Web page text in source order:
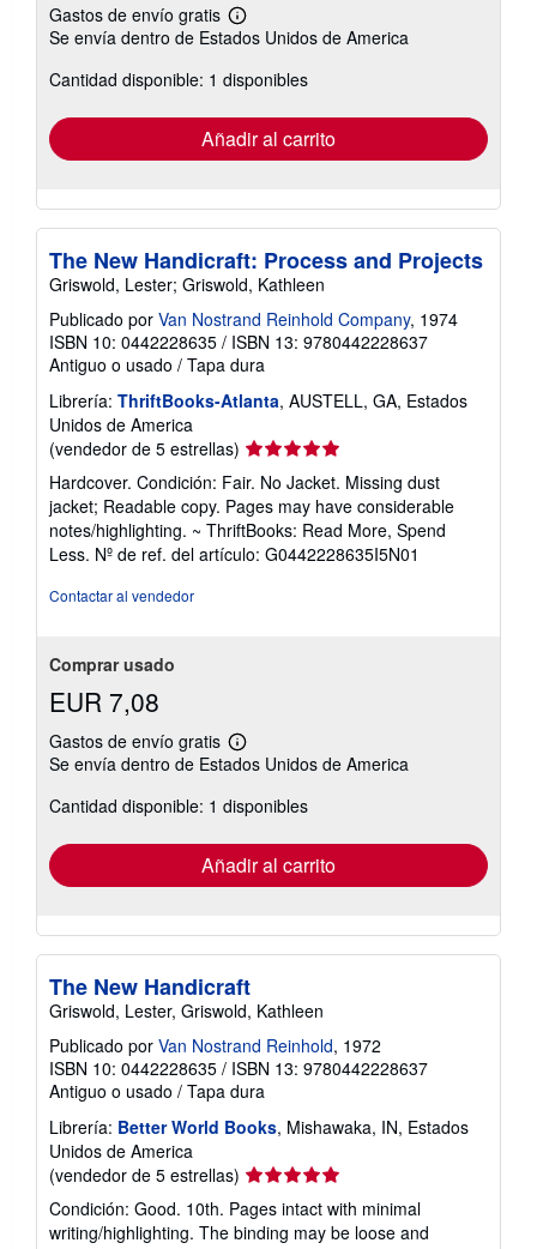
Gastos de envío gratis
Más
información
las
tarifas
envío
Se envía dentro de Estados Unidos de America
Cantidad disponible: 1 disponibles
Añadir al carrito
The New Handicraft: Process and Projects
Griswold, Lester; Griswold, Kathleen
Publicado por Van Nostrand Reinhold Company, 1974
ISBN 10: 0442228635 / ISBN 13: 9780442228637
Antiguo o usado / Tapa dura
Librería: ThriftBooks-Atlanta, AUSTELL, GA, Estados
Unidos de America
(vendedor de 5 estrellas) Calificación
del
vendedor:
5
de
5
Hardcover. Condición: Fair. No Jacket. Missing dust
jacket; Readable copy. Pages may have considerable
notes/highlighting. ~ ThriftBooks: Read More, Spend
Less. Nº de ref. del artículo: G0442228635I5N01
Contactar al vendedor
Comprar usado
EUR 7,08
Gastos de envío gratis
Más
información
las
tarifas
envío
Se envía dentro de Estados Unidos de America
Cantidad disponible: 1 disponibles
Añadir al carrito
The New Handicraft
Griswold, Lester, Griswold, Kathleen
Publicado por Van Nostrand Reinhold, 1972
ISBN 10: 0442228635 / ISBN 13: 9780442228637
Antiguo o usado / Tapa dura
Librería: Better World Books, Mishawaka, IN, Estados
Unidos de America
(vendedor de 5 estrellas) Calificación
vendedor:
Condición: Good. 10th. Pages intact with minimal
writing/highlighting. The binding may be loose and